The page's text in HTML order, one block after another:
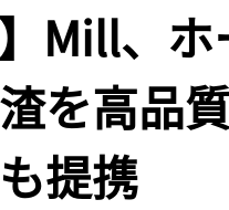
】Mill、
を高品
提携